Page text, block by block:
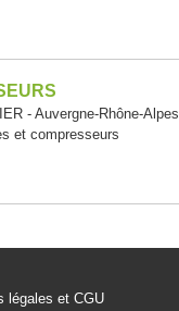
- Auvergne-Rhône-Alpes
et compresseurs
légales et CGU